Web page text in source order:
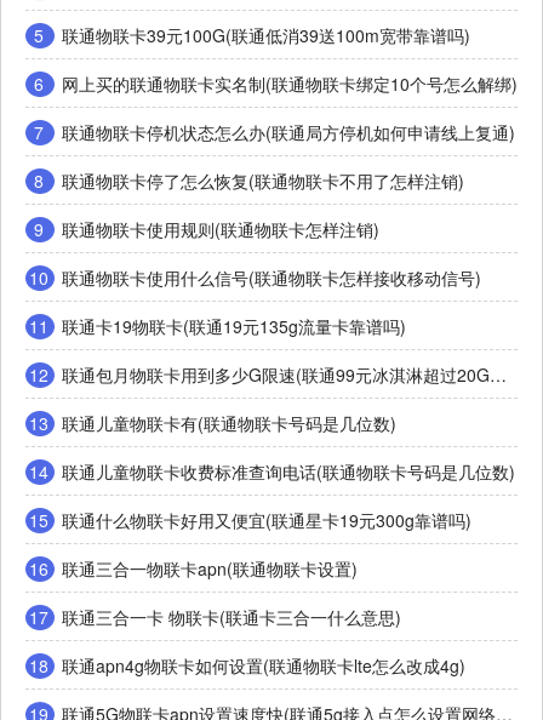
5
联通物联卡39元100G(联通低消39送100m宽带靠谱吗)
6
网上买的联通物联卡实名制(联通物联卡绑定10个号怎么解绑)
7
联通物联卡停机状态怎么办(联通局方停机如何申请线上复通)
8
联通物联卡停了怎么恢复(联通物联卡不用了怎样注销)
9
联通物联卡使用规则(联通物联卡怎样注销)
10 联通物联卡使用什么信号(联通物联卡怎样接收移动信号)
11
联通卡19物联卡(联通19元135g流量卡靠谱吗)
12 联通包月物联卡用到多少G限速(联通99元冰淇淋超过20G限速是多少网速)
13 联通儿童物联卡有(联通物联卡号码是几位数)
14 联通儿童物联卡收费标准查询电话(联通物联卡号码是几位数)
15 联通什么物联卡好用又便宜(联通星卡19元300g靠谱吗)
16 联通三合一物联卡apn(联通物联卡设置)
17 联通三合一卡 物联卡(联通卡三合一什么意思)
18 联通apn4g物联卡如何设置(联通物联卡lte怎么改成4g)
19 联通5G物联卡apn设置速度快(联通5g接入点怎么设置网络更快)